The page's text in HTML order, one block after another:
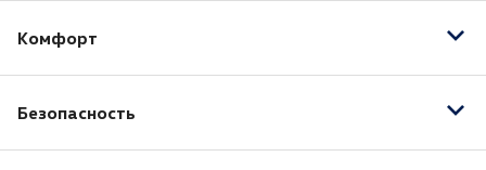
Комфорт
Бортовой компьютер
Мультифункциональное рулевое колесо
Безопасность